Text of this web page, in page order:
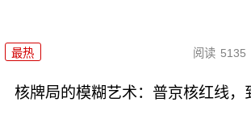
最热 阅读 5135
核牌局的模糊艺术：普京核红线，